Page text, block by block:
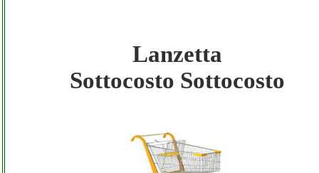
Lanzetta - Sottocosto Ecommerce Lanzetta
Sottocosto
Lanzetta - Sottocosto Ecommerce Lanzetta
Lanzetta
Sottocosto Sottocosto